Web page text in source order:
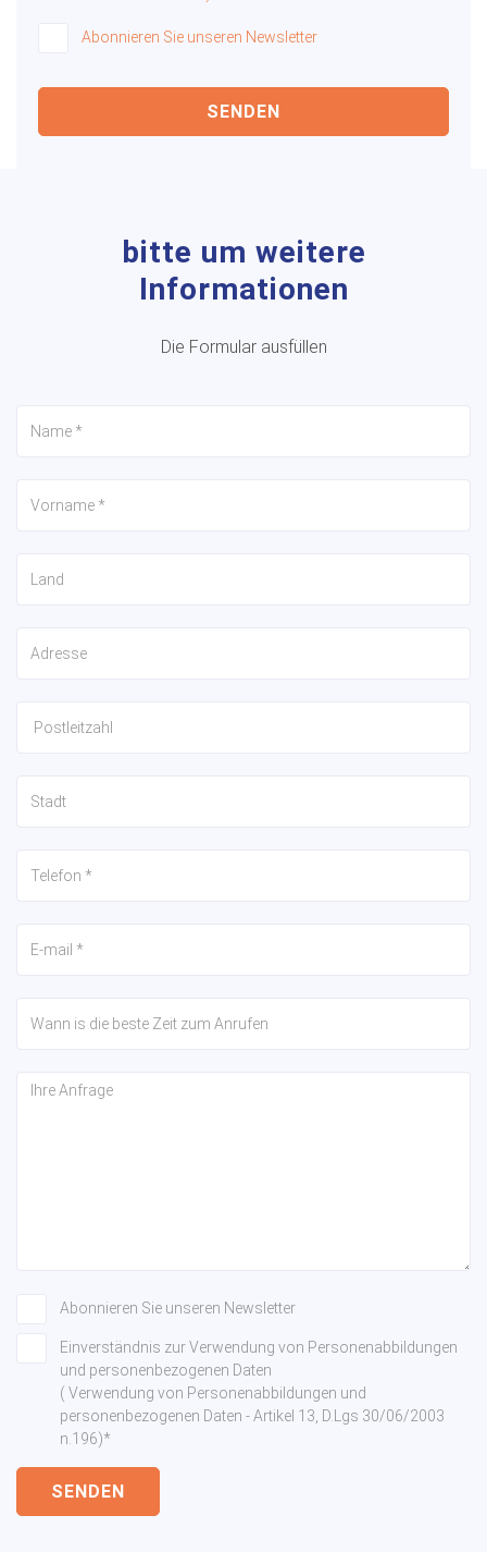
Abonnieren Sie unseren Newsletter
SENDEN
bitte um weitere
Informationen
Die Formular ausfüllen
Abonnieren Sie unseren Newsletter
Einverständnis zur Verwendung von Personenabbildungen
und personenbezogenen Daten
( Verwendung von Personenabbildungen und
personenbezogenen Daten - Artikel 13, D.Lgs 30/06/2003
n.196)*
SENDEN